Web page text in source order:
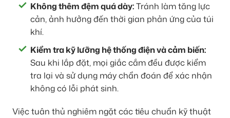
Không thêm đệm quá dày:Tránh làm tăng lực
cản, ảnh hưởng đến thời gian phản ứng của túi
khí.
Kiểm tra kỹ lưỡng hệ thống điện và cảm biến:
Sau khi lắp đặt, mọi giắc cắm đều được kiểm
tra lại và sử dụng máy chẩn đoán để xác nhận
không có lỗi phát sinh.
Việc tuân thủ nghiêm ngặt các tiêu chuẩn kỹ thuật